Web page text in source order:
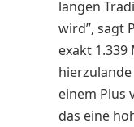
langen
wird”, sagt
exakt 1.339
einem Plus
das eine